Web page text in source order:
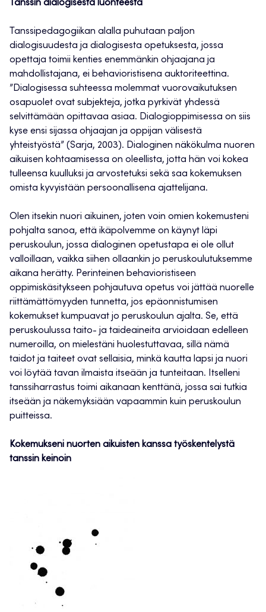
Tanssin dialogisesta luonteesta
Tanssipedagogiikan alalla puhutaan paljon
dialogisuudesta ja dialogisesta opetuksesta, jossa
opettaja toimii kenties enemmänkin ohjaajana ja
mahdollistajana, ei behavioristisena auktoriteettina.
”Dialogisessa suhteessa molemmat vuorovaikutuksen
osapuolet ovat subjekteja, jotka pyrkivät yhdessä
selvittämään opittavaa asiaa. Dialogioppimisessa on siis
kyse ensi sijassa ohjaajan ja oppijan välisestä
yhteistyöstä” (Sarja, 2003). Dialoginen näkökulma nuoren
aikuisen kohtaamisessa on oleellista, jotta hän voi kokea
tulleensa kuulluksi ja arvostetuksi sekä saa kokemuksen
omista kyvyistään persoonallisena ajattelijana.
Olen itsekin nuori aikuinen, joten voin omien kokemusteni
pohjalta sanoa, että ikäpolvemme on käynyt läpi
peruskoulun, jossa dialoginen opetustapa ei ole ollut
valloillaan, vaikka siihen ollaankin jo peruskoulutuksemme
aikana herätty. Perinteinen behavioristiseen
oppimiskäsitykseen pohjautuva opetus voi jättää nuorelle
riittämättömyyden tunnetta, jos epäonnistumisen
kokemukset kumpuavat jo peruskoulun ajalta. Se, että
peruskoulussa taito- ja taideaineita arvioidaan edelleen
numeroilla, on mielestäni huolestuttavaa, sillä nämä
taidot ja taiteet ovat sellaisia, minkä kautta lapsi ja nuori
voi löytää tavan ilmaista itseään ja tunteitaan. Itselleni
tanssiharrastus toimi aikanaan kenttänä, jossa sai tutkia
itseään ja näkemyksiään vapaammin kuin peruskoulun
puitteissa.
Kokemukseni nuorten aikuisten kanssa työskentelystä
tanssin keinoin